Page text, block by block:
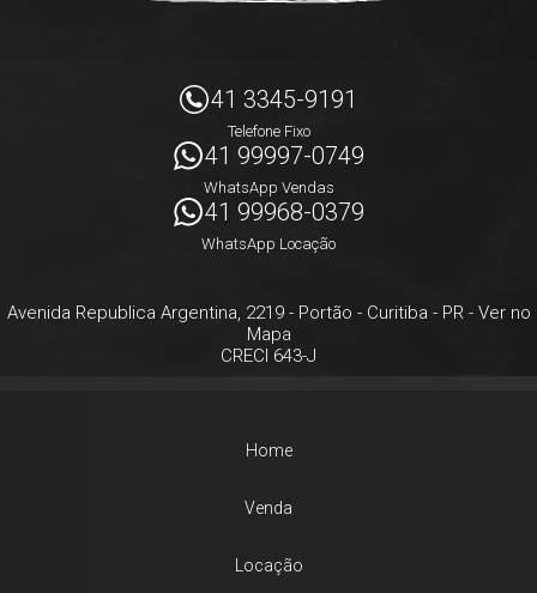
41 3345-9191
Telefone Fixo
41 99997-0749
WhatsApp Vendas
41 99968-0379
WhatsApp Locação
Avenida Republica Argentina, 2219- Portão - Curitiba - PR- Ver no
Mapa
CRECI 643-J
Home
Venda
Locação